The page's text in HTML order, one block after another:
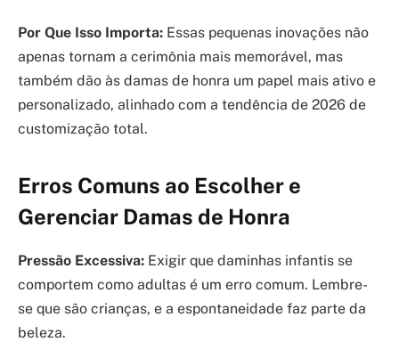
Por Que Isso Importa: Essas pequenas inovações não
apenas tornam a cerimônia mais memorável, mas
também dão às damas de honra um papel mais ativo e
personalizado, alinhado com a tendência de 2026 de
customização total.
Erros Comuns ao Escolher e
Gerenciar Damas de Honra
Pressão Excessiva: Exigir que daminhas infantis se
comportem como adultas é um erro comum. Lembre-
se que são crianças, e a espontaneidade faz parte da
beleza.